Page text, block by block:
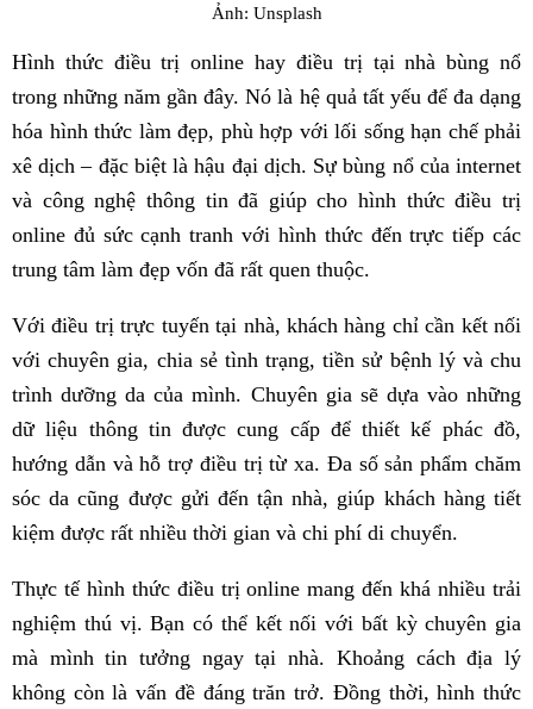
Ảnh: Unsplash
Hình thức điều trị online hay điều trị tại nhà bùng nổ
trong những năm gần đây. Nó là hệ quả tất yếu để đa dạng
hóa hình thức làm đẹp, phù hợp với lối sống hạn chế phải
xê dịch – đặc biệt là hậu đại dịch. Sự bùng nổ của internet
và công nghệ thông tin đã giúp cho hình thức điều trị
online đủ sức cạnh tranh với hình thức đến trực tiếp các
trung tâm làm đẹp vốn đã rất quen thuộc.
Với điều trị trực tuyến tại nhà, khách hàng chỉ cần kết nối
với chuyên gia, chia sẻ tình trạng, tiền sử bệnh lý và chu
trình dưỡng da của mình. Chuyên gia sẽ dựa vào những
dữ liệu thông tin được cung cấp để thiết kế phác đồ,
hướng dẫn và hỗ trợ điều trị từ xa. Đa số sản phẩm chăm
sóc da cũng được gửi đến tận nhà, giúp khách hàng tiết
kiệm được rất nhiều thời gian và chi phí di chuyển.
Thực tế hình thức điều trị online mang đến khá nhiều trải
nghiệm thú vị. Bạn có thể kết nối với bất kỳ chuyên gia
mà mình tin tưởng ngay tại nhà. Khoảng cách địa lý
không còn là vấn đề đáng trăn trở. Đồng thời, hình thức